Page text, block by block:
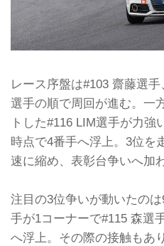
レース序盤は#103 齋藤選
選手の順で周回が進む。一
トした#116 LIM選手が力強
時点で4番手へ浮上。3位を
速に縮め、表彰台争いへ加
注目の3位争いが動いたの
手が1コーナーで#115 森選
へ浮上。その際の接触もあ